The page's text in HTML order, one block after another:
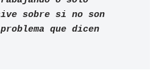
sobre si no son
que dicen